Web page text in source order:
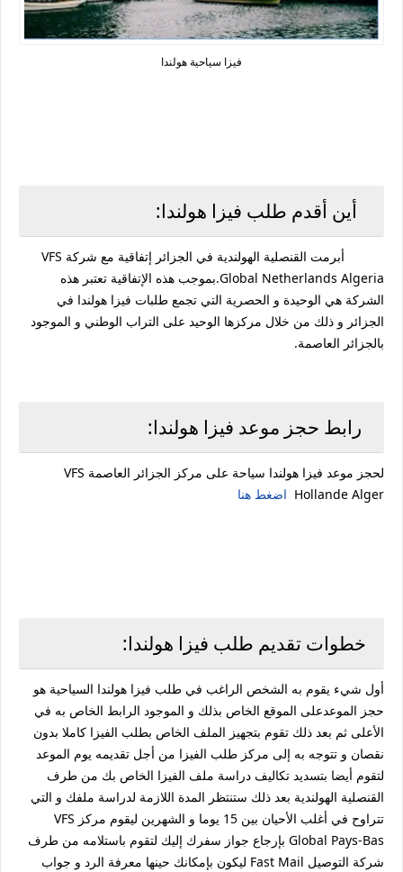
فيزا سياحية هولندا
أين أقدم طلب فيزا هولندا:
أبرمت القنصلية الهولندية في الجزائر إتفاقية مع شركة VFS
Global Netherlands Algeria.بموجب هذه الإتفاقية تعتبر هذه
الشركة هي الوحيدة و الحصرية التي تجمع طلبات فيزا هولندا في
الجزائر و ذلك من خلال مركزها الوحيد على التراب الوطني و الموجود
بالجزائر العاصمة.
رابط حجز موعد فيزا هولندا:
لحجز موعد فيزا هولندا سياحة على مركز الجزائر العاصمة VFS
Hollande Alger اضغط هنا
خطوات تقديم طلب فيزا هولندا:
أول شيء يقوم به الشخص الراغب في طلب فيزا هولندا السياحية هو
حجز الموعدعلى الموقع الخاص بذلك و الموجود الرابط الخاص به في
الأعلى ثم بعد ذلك تقوم بتجهيز الملف الخاص بطلب الفيزا كاملا بدون
نقصان و تتوجه به إلى مركز طلب الفيزا من أجل تقديمه يوم الموعد
لتقوم أيضا بتسديد تكاليف دراسة ملف الفيزا الخاص بك من طرف
القنصلية الهولندية بعد ذلك ستنتظر المدة اللازمة لدراسة ملفك و التي
تتراوح في أغلب الأحيان بين 15 يوما و الشهرين ليقوم مركز VFS
Global Pays-Bas بإرجاع جواز سفرك إليك لتقوم باستلامه من طرف
شركة التوصيل Fast Mail ليكون بإمكانك حينها معرفة الرد و جواب